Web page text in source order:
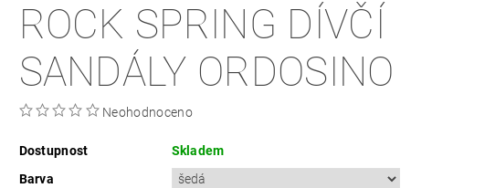
ROCK SPRING DÍVČÍ
SANDÁLY ORDOSINO
Neohodnoceno
Dostupnost
Skladem
Barva